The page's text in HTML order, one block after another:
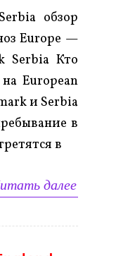
обзор
Europe —
Serbia Кто
European
и Serbia
в
в
далее